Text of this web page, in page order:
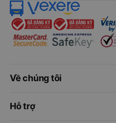
Về chúng tôi
Hỗ trợ